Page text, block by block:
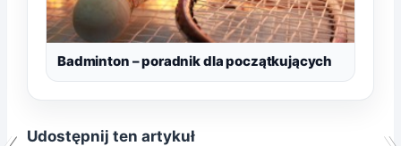
Badminton – poradnik dla początkujących
Udostępnij ten artykuł